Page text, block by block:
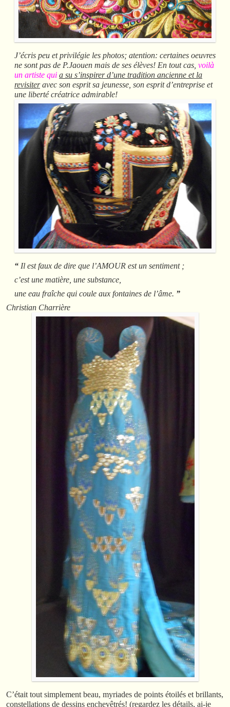
J’écris peu et privilégie les photos; atention: certaines oeuvres
ne sont pas de P.Jaouen mais de ses élèves! En tout cas, voilà
un artiste qui a su s’inspirer d’une tradition ancienne et la
revisiteravec son esprit sa jeunesse, son esprit d’entreprise et
une liberté créatrice admirable!
“Il est faux de dire que l’AMOUR est un sentiment ;
c’est une matière, une substance,
une eau fraîche qui coule aux fontaines de l’âme. ”
Christian Charrière
C’était tout simplement beau, myriades de points étoilés et brillants,
constellations de dessins enchevêtrés! (regardez les détails, ai-je